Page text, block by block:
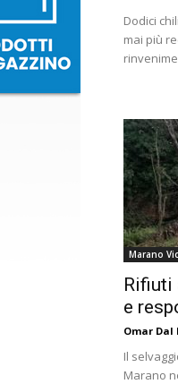
Dodici
mai più
Marano
Rifiuti
e
Omar Dal
Il
Marano